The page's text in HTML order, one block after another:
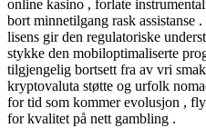
online kasino , forlate
bort ​​minnetilgang rask assistanse
lisens gir den regulatoriske
stykke den mobiloptimaliserte
tilgjengelig bortsett fra av vri
kryptovaluta støtte og urfolk
for tid som kommer evolusjon ,
for kvalitet på nett gambling .